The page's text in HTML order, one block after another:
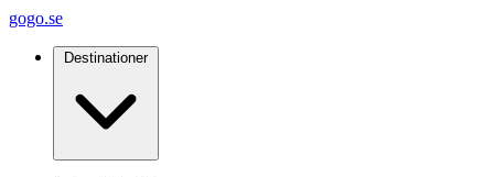
gogo.se
Destinationer